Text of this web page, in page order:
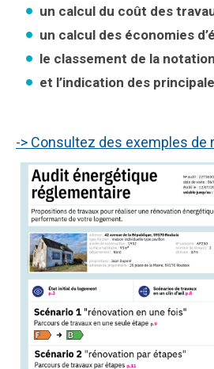
un calcul du coût des
un calcul des économies
le classement de la
et l’indication des
-> Consultez des exemples de